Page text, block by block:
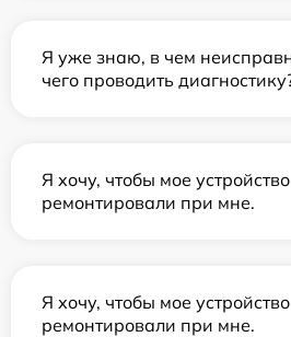
Я уже знаю, в чем
чего проводить
Я хочу, чтобы мое устройство
ремонтировали при мне.
Я хочу, чтобы мое устройство
ремонтировали при мне.